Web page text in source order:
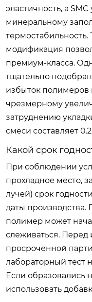
эластичность, а
минеральному
термостабильность.
модификация
премиум-класса.
тщательно
избыток полимеров
чрезмерному
затруднению
смеси составляет
Какой срок
При соблюдении
прохладное место,
лучей) срок
даты производства.
полимер может
слеживаться. Перед
просроченной
лабораторный тест
Если образовались
использовать